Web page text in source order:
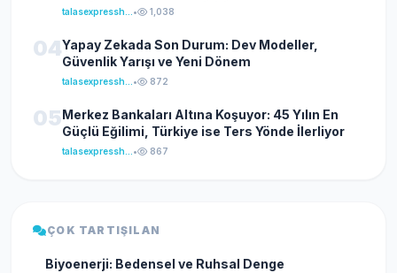
• 1,038
04Yapay Zekada Son Durum: Dev Modeller,
Güvenlik Yarışı ve Yeni Dönem
• 872
05Merkez Bankaları Altına Koşuyor: 45 Yılın En
Güçlü Eğilimi, Türkiye ise Ters Yönde İlerliyor
• 867
ÇOK TARTIŞILAN
Biyoenerji: Bedensel ve Ruhsal Denge